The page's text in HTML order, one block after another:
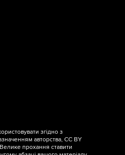
згідно з
авторства, CC BY
прохання ставити